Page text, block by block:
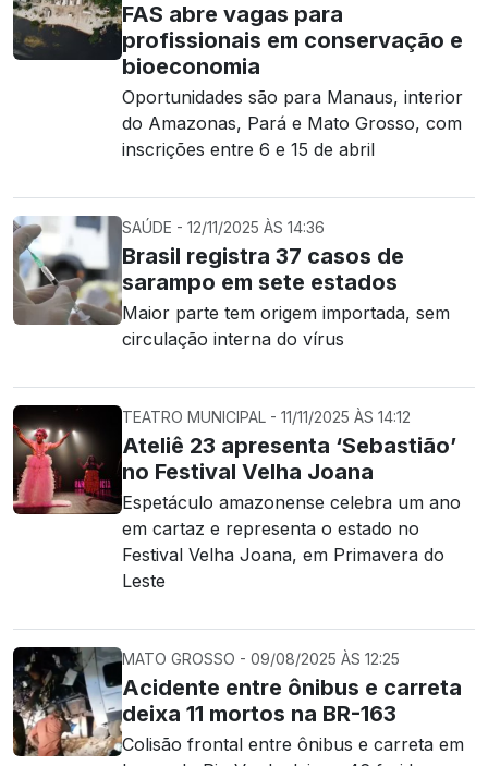
FAS abre vagas para
profissionais em conservação e
bioeconomia
Oportunidades são para Manaus, interior
do Amazonas, Pará e Mato Grosso, com
inscrições entre 6 e 15 de abril
SAÚDE - 12/11/2025 ÀS 14:36
Brasil registra 37 casos de
sarampo em sete estados
Maior parte tem origem importada, sem
circulação interna do vírus
TEATRO MUNICIPAL - 11/11/2025 ÀS 14:12
Ateliê 23 apresenta ‘Sebastião’
no Festival Velha Joana
Espetáculo amazonense celebra um ano
em cartaz e representa o estado no
Festival Velha Joana, em Primavera do
Leste
MATO GROSSO - 09/08/2025 ÀS 12:25
Acidente entre ônibus e carreta
deixa 11 mortos na BR-163
Colisão frontal entre ônibus e carreta em